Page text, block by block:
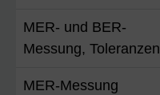
MER- und BER-
Messung, Toleranzen
MER-Messung